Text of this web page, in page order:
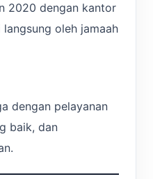
2020 dengan kantor
oleh jamaah
dengan pelayanan
baik, dan